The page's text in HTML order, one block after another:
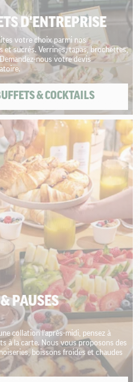
D'ENTREPRISE
votre choix parmi nos
et sucrés. Verrines, tapas, brochettes,
nous votre devis
& COCKTAILS
PAUSES
collation l'après-midi, pensez à
à la carte. Nous vous proposons des
boissons froides et chaudes